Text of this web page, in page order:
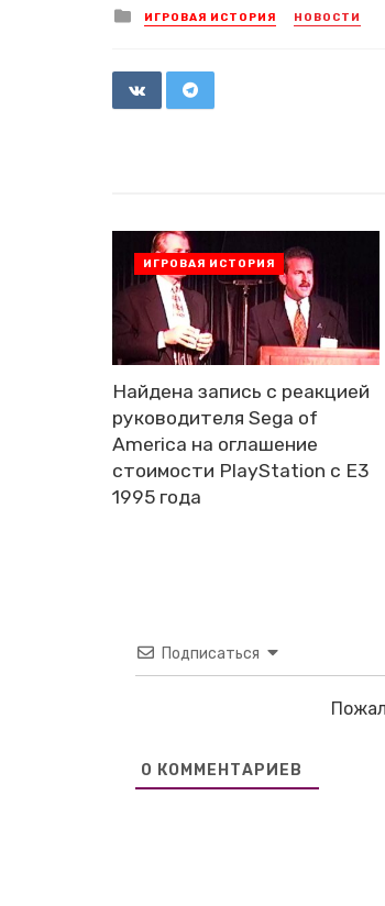
Posted
in
ИГРОВАЯ ИСТОРИЯ НОВОСТИ
Найдена запись с реакцией
руководителя Sega of
America на оглашение
стоимости PlayStation с E3
1995 года
ИГРОВАЯ ИСТОРИЯ
Подписаться
0 КОММЕНТАРИЕВ